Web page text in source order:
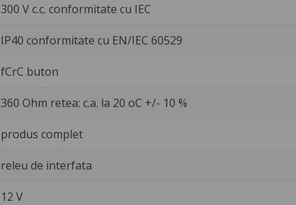
300 V c.c. conformitate cu IEC
IP40 conformitate cu EN/IEC 60529
fCrC buton
360 Ohm retea: c.a. la 20 oC +/- 10 %
produs complet
releu de interfata
12 V